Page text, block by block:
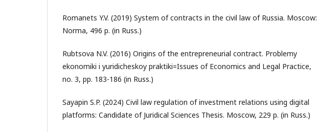
Romanets Y.V. (2019) System of contracts in the civil law of Russia. Moscow:
Norma, 496 p. (in Russ.)
Rubtsova N.V. (2016) Origins of the entrepreneurial contract. Problemy
ekonomiki i yuridicheskoy praktiki=Issues of Economics and Legal Practice,
no. 3, pp. 183-186 (in Russ.)
Sayapin S.P. (2024) Civil law regulation of investment relations using digital
platforms: Candidate of Juridical Sciences Thesis. Moscow, 229 p. (in Russ.)